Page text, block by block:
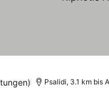
Psalidi, 3.1 km bis